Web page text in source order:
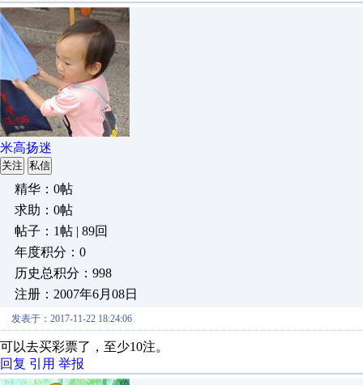
米高扬迷
关注 私信
精华：0帖
求助：0帖
帖子：1帖 | 89回
年度积分：0
历史总积分：998
注册：2007年6月08日
发表于：2017-11-22 18:24:06
可以去买彩票了，至少10注。
回复 引用 举报